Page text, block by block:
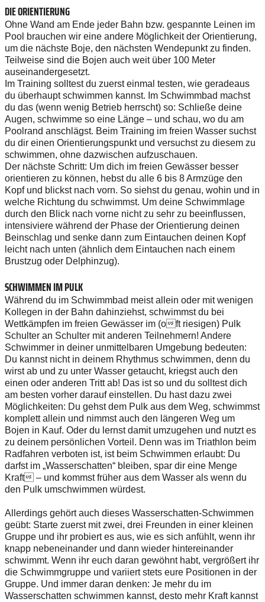
DIE ORIENTIERUNG
Ohne Wand am Ende jeder Bahn bzw. gespannte Leinen im
Pool brauchen wir eine andere Möglichkeit der Orientierung,
um die nächste Boje, den nächsten Wendepunkt zu finden.
Teilweise sind die Bojen auch weit über 100 Meter
auseinandergesetzt.
Im Training solltest du zuerst einmal testen, wie geradeaus
du überhaupt schwimmen kannst. Im Schwimmbad machst
du das (wenn wenig Betrieb herrscht) so: Schließe deine
Augen, schwimme so eine Länge – und schau, wo du am
Poolrand anschlägst. Beim Training im freien Wasser suchst
du dir einen Orientierungspunkt und versuchst zu diesem zu
schwimmen, ohne dazwischen aufzuschauen.
Der nächste Schritt: Um dich im freien Gewässer besser
orientieren zu können, hebst du alle 6 bis 8 Armzüge den
Kopf und blickst nach vorn. So siehst du genau, wohin und in
welche Richtung du schwimmst. Um deine Schwimmlage
durch den Blick nach vorne nicht zu sehr zu beeinflussen,
intensiviere während der Phase der Orientierung deinen
Beinschlag und senke dann zum Eintauchen deinen Kopf
leicht nach unten (ähnlich dem Eintauchen nach einem
Brustzug oder Delphinzug).
SCHWIMMEN IM PULK
Während du im Schwimmbad meist allein oder mit wenigen
Kollegen in der Bahn dahinziehst, schwimmst du bei
Wettkämpfen im freien Gewässer im (oft riesigen) Pulk
Schulter an Schulter mit anderen Teilnehmern! Andere
Schwimmer in deiner unmittelbaren Umgebung bedeuten:
Du kannst nicht in deinem Rhythmus schwimmen, denn du
wirst ab und zu unter Wasser getaucht, kriegst auch den
einen oder anderen Tritt ab! Das ist so und du solltest dich
am besten vorher darauf einstellen. Du hast dazu zwei
Möglichkeiten: Du gehst dem Pulk aus dem Weg, schwimmst
komplett allein und nimmst auch den längeren Weg um
Bojen in Kauf. Oder du lernst damit umzugehen und nutzt es
zu deinem persönlichen Vorteil. Denn was im Triathlon beim
Radfahren verboten ist, ist beim Schwimmen erlaubt: Du
darfst im „Wasserschatten“ bleiben, spar dir eine Menge
Kraft – und kommst früher aus dem Wasser als wenn du
den Pulk umschwimmen würdest.
Allerdings gehört auch dieses Wasserschatten-Schwimmen
geübt: Starte zuerst mit zwei, drei Freunden in einer kleinen
Gruppe und ihr probiert es aus, wie es sich anfühlt, wenn ihr
knapp nebeneinander und dann wieder hintereinander
schwimmt. Wenn ihr euch daran gewöhnt habt, vergrößert ihr
die Schwimmgruppe und variiert stets eure Positionen in der
Gruppe. Und immer daran denken: Je mehr du im
Wasserschatten schwimmen kannst, desto mehr Kraft kannst